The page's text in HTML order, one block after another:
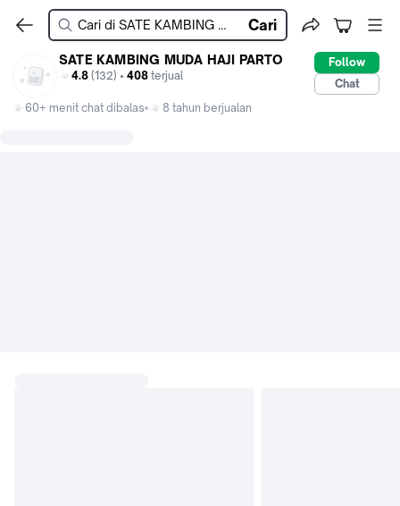
Cari
SATE KAMBING MUDA HAJI PARTO
4.8 (132) • 408 terjual
Follow
Chat
60+ menit chat dibalas
8 tahun berjualan